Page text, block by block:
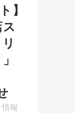
】
報